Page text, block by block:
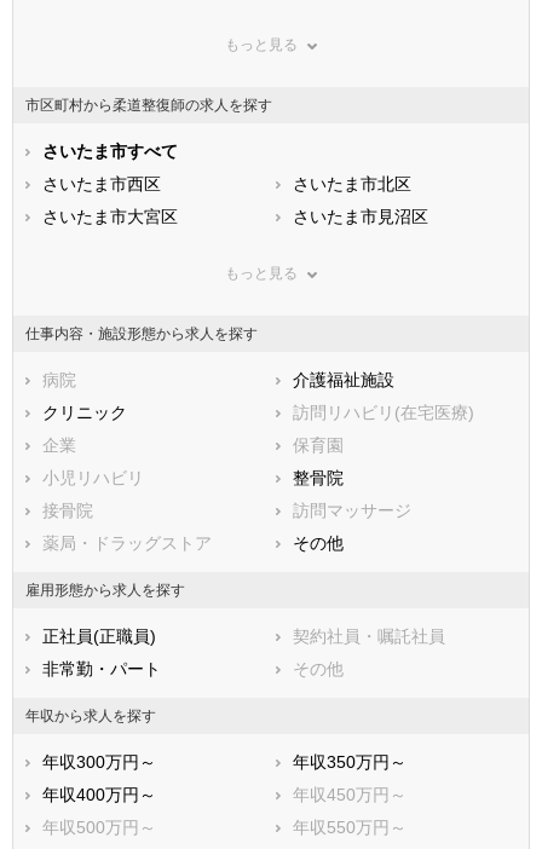
神奈川県
石川県
福井県
静岡県
滋賀県
大阪府
兵庫県
和歌山県
山口県
福岡県
佐賀県
熊本県
宮崎県
鹿児島県
もっと見る
市区町村から柔道整復師の求人を探す
さいたま市すべて
さいたま市西区
さいたま市北区
さいたま市大宮区
さいたま市見沼区
さいたま市南区
市部
川越市
熊谷市
川口市
行田市
秩父市
所沢市
飯能市
加須市
本庄市
東松山市
春日部市
狭山市
草加市
越谷市
蕨市
戸田市
入間市
新座市
桶川市
久喜市
北本市
八潮市
富士見市
もっと見る
仕事内容・施設形態から求人を探す
病院
介護福祉施設
クリニック
訪問リハビリ(在宅医療)
企業
保育園
小児リハビリ
整骨院
接骨院
訪問マッサージ
薬局・ドラッグストア
その他
雇用形態から求人を探す
正社員(正職員)
契約社員・嘱託社員
非常勤・パート
その他
年収から求人を探す
年収300万円～
年収350万円～
年収400万円～
年収450万円～
年収500万円～
年収550万円～